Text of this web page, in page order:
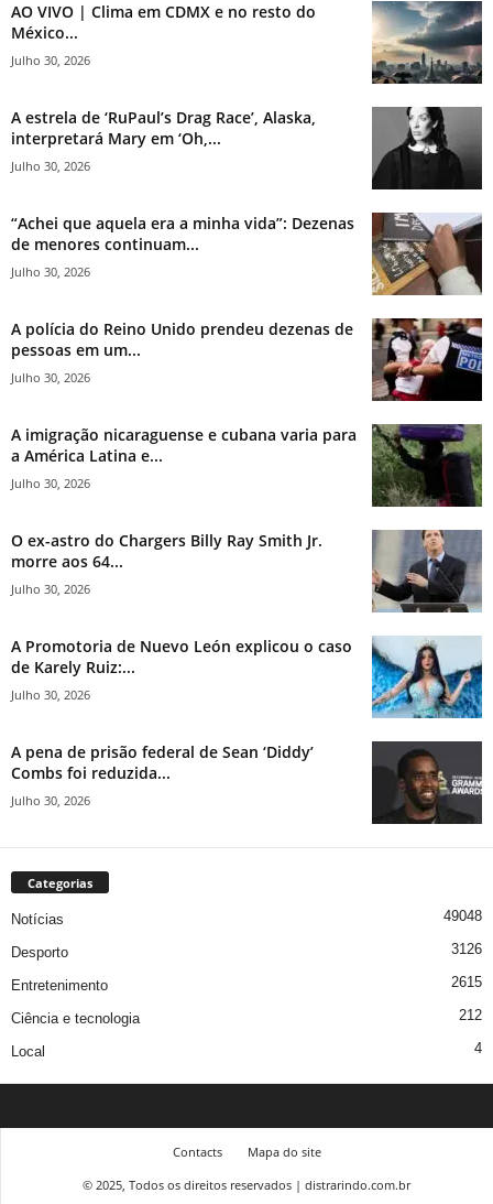
AO VIVO | Clima em CDMX e no resto do
México...
Julho 30, 2026
A estrela de ‘RuPaul’s Drag Race’, Alaska,
interpretará Mary em ‘Oh,...
Julho 30, 2026
“Achei que aquela era a minha vida”: Dezenas
de menores continuam...
Julho 30, 2026
A polícia do Reino Unido prendeu dezenas de
pessoas em um...
Julho 30, 2026
A imigração nicaraguense e cubana varia para
a América Latina e...
Julho 30, 2026
O ex-astro do Chargers Billy Ray Smith Jr.
morre aos 64...
Julho 30, 2026
A Promotoria de Nuevo León explicou o caso
de Karely Ruiz:...
Julho 30, 2026
A pena de prisão federal de Sean ‘Diddy’
Combs foi reduzida...
Julho 30, 2026
Categorias
Notícias 49048
Desporto 3126
Entretenimento 2615
Ciência e tecnologia 212
Local 4
Contacts
Mapa do site
© 2025, Todos os direitos reservados | distrarindo.com.br